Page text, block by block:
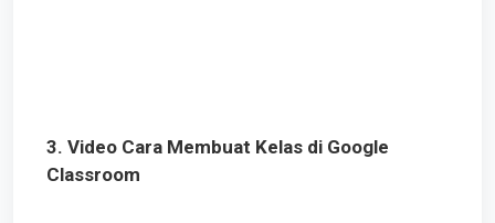
3. Video Cara Membuat Kelas di Google
Classroom